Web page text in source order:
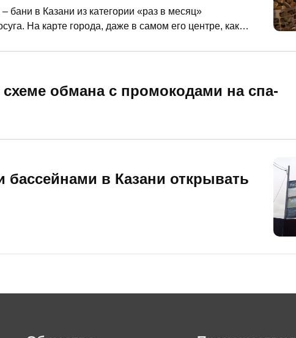
в Казани из категории «раз в месяц»
На карте города, даже в самом его центре, как
корреспондент «РТ».
обмана с промокодами на спа-
в Казани открывать